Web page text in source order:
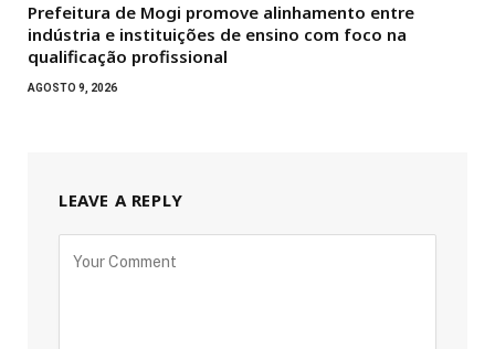
Prefeitura de Mogi promove alinhamento entre
indústria e instituições de ensino com foco na
qualificação profissional
AGOSTO 9, 2026
LEAVE A REPLY